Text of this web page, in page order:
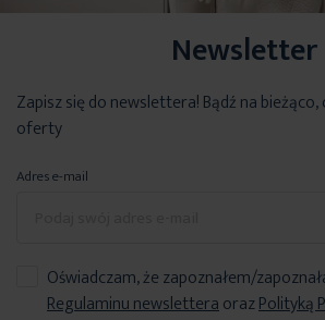
Newsletter
Zapisz się do newslettera! Bądź na
oferty
Adres e-mail
Oświadczam, że zapoznałem/
Regulaminu newsletteraorazPolityką